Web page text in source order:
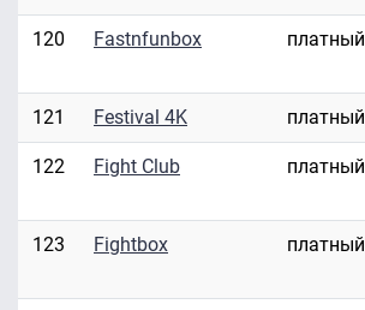
120 Fastnfunbox платный
121 Festival 4K платный
122 Fight Club платный
123 Fightbox платный